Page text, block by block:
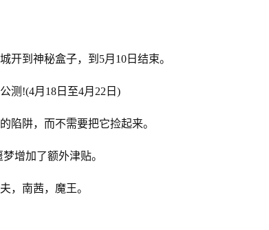
到神秘盒子，到5月10日结束。
测!(4月18日至4月22日)
陷阱，而不需要把它捡起来。
增加了额外津贴。
，南茜，魔王。